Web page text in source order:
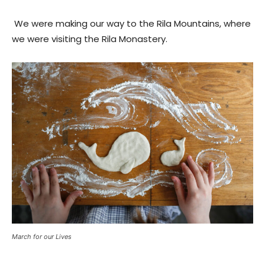
We were making our way to the Rila Mountains, where
we were visiting the Rila Monastery.
March for our Lives